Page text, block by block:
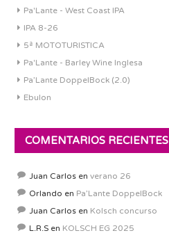
Pa'Lante - West Coast IPA
IPA 8-26
5ª MOTOTURISTICA
Pa'Lante - Barley Wine Inglesa
Pa’Lante DoppelBock (2.0)
Ebulon
COMENTARIOS RECIENTES
Juan Carlos en verano 26
Orlando en Pa’Lante DoppelBock
Juan Carlos en Kolsch concurso
L.R.S en KOLSCH EG 2025